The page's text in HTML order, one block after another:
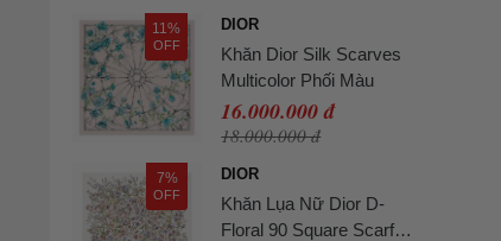
11%
OFF
DIOR
Khăn Dior Silk Scarves
Multicolor Phối Màu
16.000.000 đ
18.000.000 đ
7%
OFF
DIOR
Khăn Lụa Nữ Dior D-
Floral 90 Square Scarf